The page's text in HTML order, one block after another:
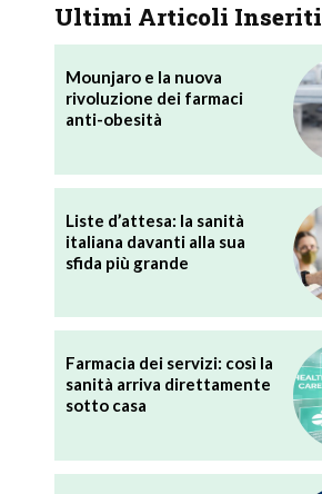
Ultimi Articoli Inseriti
Mounjaro e la nuova
rivoluzione dei farmaci
anti-obesità
Liste d’attesa: la sanità
italiana davanti alla sua
sfida più grande
Farmacia dei servizi: così la
sanità arriva direttamente
sotto casa